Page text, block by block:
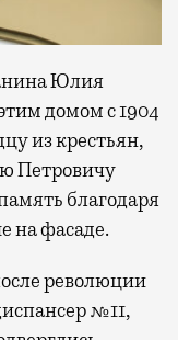
Юлия
домом с 1904
из крестьян,
Петровичу
благодаря
на фасаде.
революции
№11,